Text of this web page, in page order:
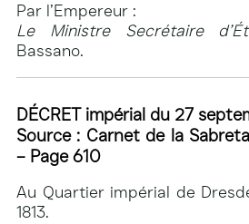
Par l’Empereur :
Le Ministre Secrétaire
Bassano.
DÉCRET impérial du 27
Source : Carnet de la
– Page 610
Au Quartier impérial de
1813.